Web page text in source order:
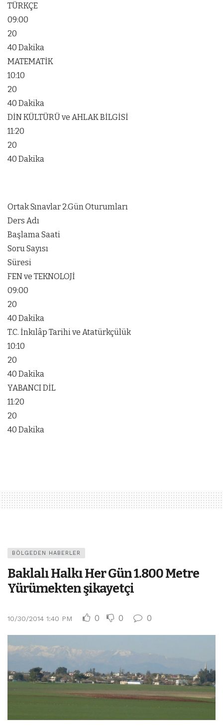
TÜRKÇE
09:00
20
40 Dakika
MATEMATİK
10:10
20
40 Dakika
DİN KÜLTÜRÜ ve AHLAK BİLGİSİ
11:20
20
40 Dakika
Ortak Sınavlar 2.Gün Oturumları
Ders Adı
Başlama Saati
Soru Sayısı
Süresi
FEN ve TEKNOLOJİ
09:00
20
40 Dakika
T.C. İnkılâp Tarihi ve Atatürkçülük
10:10
20
40 Dakika
YABANCI DİL
11:20
20
40 Dakika
BÖLGEDEN HABERLER
Baklalı Halkı Her Gün 1.800 Metre
Yürümekten şikayetçi
10/30/2014 1:40 PM 0 0 0